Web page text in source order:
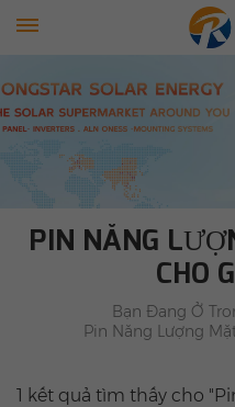
PIN NĂNG
CHO
Bạn Đang Ở
Pin Năng Lượng
1 kết quả tìm thấy cho